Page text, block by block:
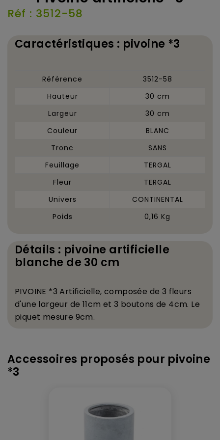
Réf : 3512-58
Caractéristiques : pivoine *3
Référence
3512-58
Hauteur
30 cm
Largeur
30 cm
Couleur
BLANC
Tronc
SANS
Feuillage
TERGAL
Fleur
TERGAL
Univers
CONTINENTAL
Poids
0,16 Kg
Détails : pivoine artificielle
blanche de 30 cm
PIVOINE *3 Artificielle, composée de 3 fleurs
d'une largeur de 11cm et 3 boutons de 4cm. Le
piquet mesure 9cm.
Accessoires proposés pour pivoine
*3